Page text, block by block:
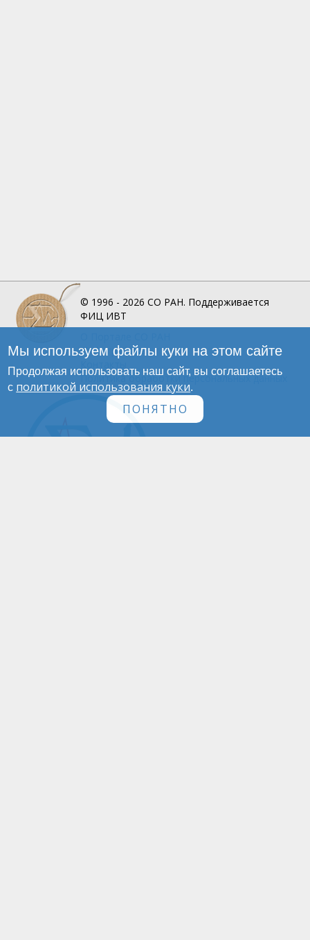
© 1996 - 2026 СО РАН. Поддерживается
ФИЦ ИВТ
Инфографика
Политика обработки персональных данных
Мы используем файлы куки на этом сайте
Продолжая использовать наш сайт, вы соглашаетесь
с политикой использования куки.
ПОНЯТНО